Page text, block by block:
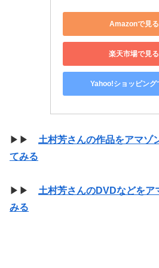
Amazonで見る
楽天市場で見る
Yahoo!ショッピング
▶▶ 土村芳さんの作品をアマゾ
てみる
▶▶ 土村芳さんのDVDなどをア
みる